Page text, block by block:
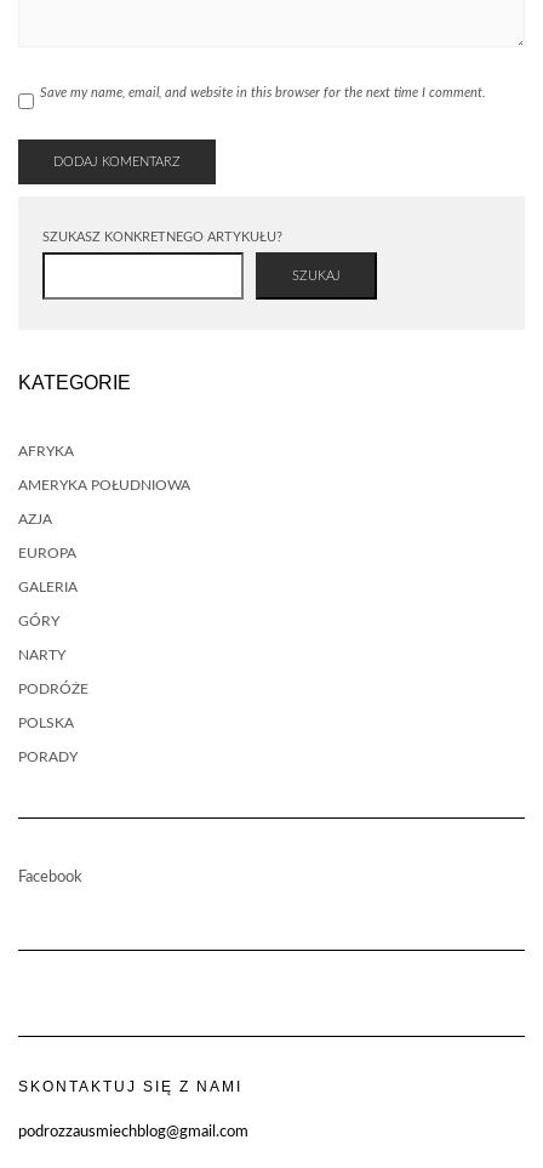
Save my name, email, and website in this browser for the next time I comment.
SZUKASZ KONKRETNEGO ARTYKUŁU?
SZUKAJ
KATEGORIE
AFRYKA
AMERYKA POŁUDNIOWA
AZJA
EUROPA
GALERIA
GÓRY
NARTY
PODRÓŻE
POLSKA
PORADY
Facebook
SKONTAKTUJ SIĘ Z NAMI
podrozzausmiechblog@gmail.com